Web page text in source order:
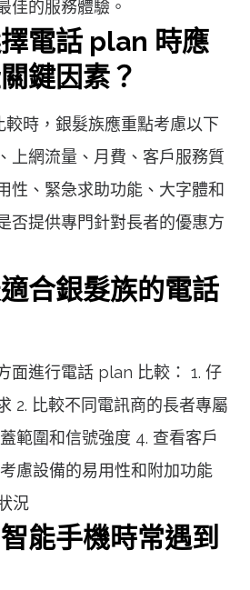
佳的服務體驗。
電話 plan 時應
鍵因素？
時，銀髮族應重點考慮以下
上網流量、月費、客戶服務質
性、緊急求助功能、大字體和
否提供專門針對長者的優惠方
合銀髮族的電話
面進行電話 plan 比較： 1. 仔
2. 比較不同電訊商的長者專屬
範圍和信號強度 4. 查看客戶
慮設備的易用性和附加功能
況
能手機時常遇到